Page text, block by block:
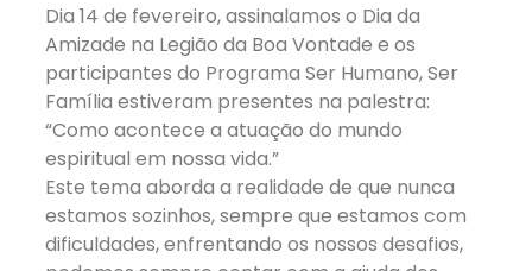
Dia 14 de fevereiro, assinalamos o Dia da
Amizade na Legião da Boa Vontade e os
participantes do Programa Ser Humano, Ser
Família estiveram presentes na palestra:
“Como acontece a atuação do mundo
espiritual em nossa vida.”
Este tema aborda a realidade de que nunca
estamos sozinhos, sempre que estamos com
dificuldades, enfrentando os nossos desafios,